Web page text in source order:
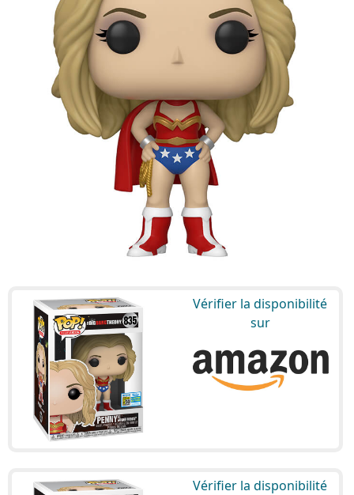
Vérifier la disponibilité
sur
Vérifier la disponibilité